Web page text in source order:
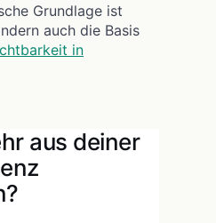
Grundlage ist
auch die Basis
in
aus deiner